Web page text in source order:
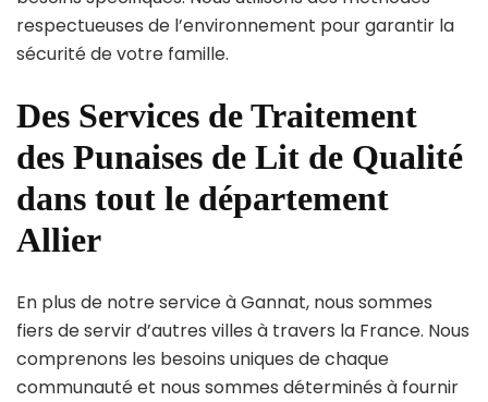
respectueuses de l’environnement pour garantir la
sécurité de votre famille.
Des Services de Traitement
des Punaises de Lit de Qualité
dans tout le département
Allier
En plus de notre service à Gannat, nous sommes
fiers de servir d’autres villes à travers la France. Nous
comprenons les besoins uniques de chaque
communauté et nous sommes déterminés à fournir